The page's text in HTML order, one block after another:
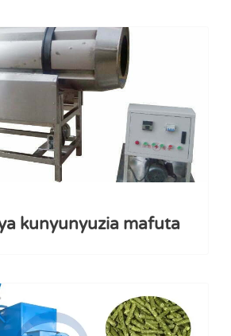
kunyunyuzia mafuta